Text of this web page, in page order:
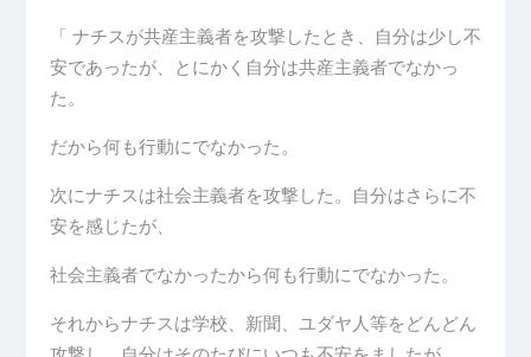
「 ナチスが共産主義者を攻撃したとき、自分は少し不
安であったが、とにかく自分は共産主義者でなかっ
た。
だから何も行動にでなかった。
次にナチスは社会主義者を攻撃した。自分はさらに不
安を感じたが、
社会主義者でなかったから何も行動にでなかった。
それからナチスは学校、新聞、ユダヤ人等をどんどん